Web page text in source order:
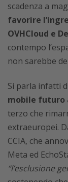
scadenza a
favorire
OVHCloud e
contempo
non sarebbe
Si parla infatti
mobile futuro
terzo che
extraeuropei.
CCIA, che
Meta ed
“l’esclusione